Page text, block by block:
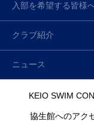
入部を希望する皆様
クラブ紹介
ニュース
KEIO SWIM
協生館へのアク